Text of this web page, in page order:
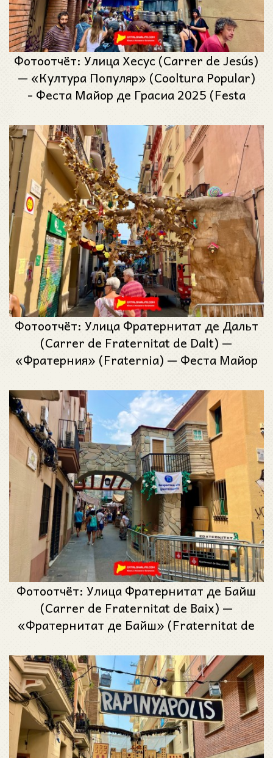
Фотоотчёт: Улица Хесус (Carrer de Jesús)
— «Култура Популяр» (Cooltura Popular)
- Феста Майор де Грасиа 2025 (Festa
Фотоотчёт: Улица Фратернитат де Дальт
(Carrer de Fraternitat de Dalt) —
«Фратерния» (Fraternia) — Феста Майор
2025)
Фотоотчёт: Улица Фратернитат де Байш
(Carrer de Fraternitat de Baix) —
«Фратернитат де Байш» (Fraternitat de
(Festa Major de Gràcia 2025)